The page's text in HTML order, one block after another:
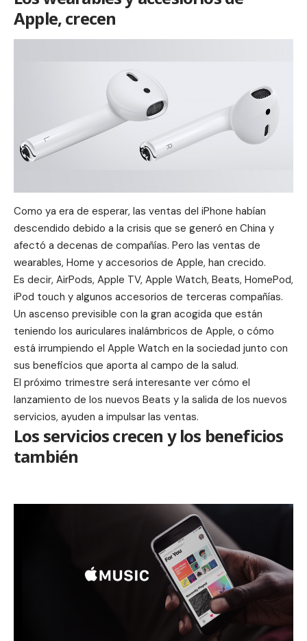
Apple, crecen
Como ya era de esperar, las ventas del iPhone habían
descendido debido a la crisis que se generó en China y
afectó a decenas de compañías. Pero las ventas de
wearables, Home y accesorios de Apple, han crecido.
Es decir, AirPods, Apple TV, Apple Watch, Beats, HomePod,
iPod touch y algunos accesorios de terceras compañías.
Un ascenso previsible con la gran acogida que están
teniendo los auriculares inalámbricos de Apple, o cómo
está irrumpiendo el Apple Watch en la sociedad junto con
sus beneficios que aporta al campo de la salud.
El próximo trimestre será interesante ver cómo el
lanzamiento de los nuevos Beats y la salida de los nuevos
servicios, ayuden a impulsar las ventas.
Los servicios crecen y los beneficios
también